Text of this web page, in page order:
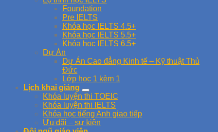
Foundation
Pre IELTS
Khóa học IELTS 4.5+
Khóa học IELTS 5.5+
Khóa học IELTS 6.5+
Dự Án
Dự Án Cao đẳng Kinh tế – Kỹ thuật Thủ
Đức
Lớp học 1 kèm 1
Lịch khai giảng
Khóa luyện thi TOEIC
Khóa luyện thi IELTS
Khóa học tiếng Anh giao tiếp
Ưu đãi – sự kiện